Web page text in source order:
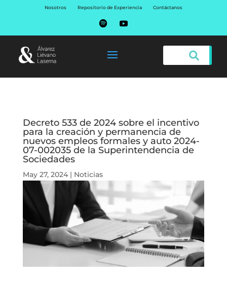
Nosotros Repositorio de Experiencia Contáctanos
Decreto 533 de 2024 sobre el incentivo
para la creación y permanencia de
nuevos empleos formales y auto 2024-
07-002035 de la Superintendencia de
Sociedades
May 27, 2024| Noticias